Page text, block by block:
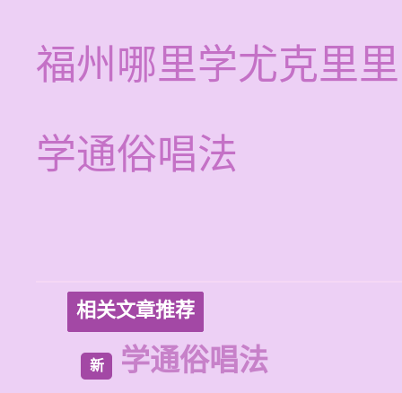
福州哪里学尤克里
学通俗唱法
相关文章推荐
新 学通俗唱法